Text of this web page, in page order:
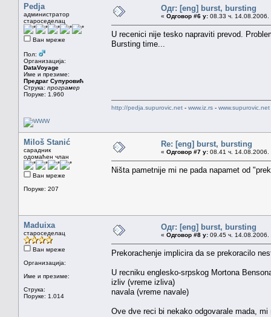
Pedja
администратор
староседелац
Ван мреже
Пол:
Организација:
DataVoyage
Име и презиме:
Предраг Супуровић
Струка: програмер
Поруке: 1.960
Одг: [eng] burst, bursting
« Одговор #6 у: 08.33 ч. 14.08.2006.
U recenici nije tesko napraviti prevod.
Bursting time...
http://pedja.supurovic.net - www.iz.rs - www.supurovic.net
Miloš Stanić
сарадник
одомаћен члан
Ван мреже
Поруке: 207
Re: [eng] burst, bursting
« Одговор #7 у: 08.41 ч. 14.08.2006.
Ništa pametnije mi ne pada napamet od
Maduixa
староседелац
Ван мреже
Организација:
Име и презиме:
Струка:
Поруке: 1.014
Одг: [eng] burst, bursting
« Одговор #8 у: 09.45 ч. 14.08.2006.
Prekorachenje implicira da se prekoracilo
U recniku englesko-srpskog Mortona
izliv (vreme izliva)
navala (vreme navale)
Ove dve reci bi nekako odgovarale mada,